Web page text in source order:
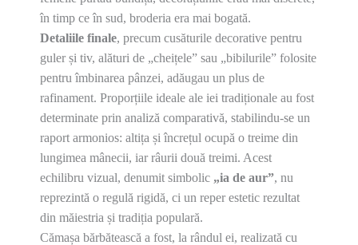
în timp ce în sud, broderia era mai bogată.
Detaliile finale, precum cusăturile decorative pentru
guler și tiv, alături de „cheițele” sau „bibilurile” folosite
pentru îmbinarea pânzei, adăugau un plus de
rafinament. Proporțiile ideale ale iei tradiționale au fost
determinate prin analiză comparativă, stabilindu-se un
raport armonios: altița și încrețul ocupă o treime din
lungimea mânecii, iar râurii două treimi. Acest
echilibru vizual, denumit simbolic „ia de aur”, nu
reprezintă o regulă rigidă, ci un reper estetic rezultat
din măiestria și tradiția populară.
Cămașa bărbătească a fost, la rândul ei, realizată cu